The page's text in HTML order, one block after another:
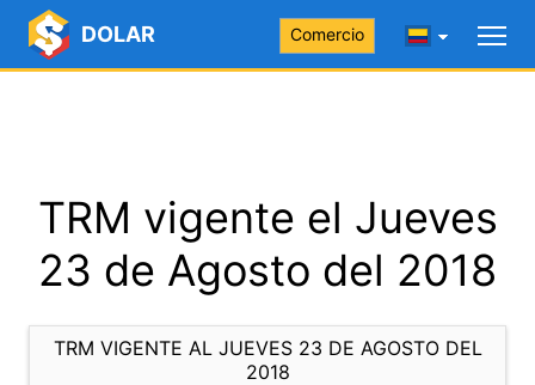
DOLAR Comercio
TRM vigente el Jueves
23 de Agosto del 2018
TRM VIGENTE AL JUEVES 23 DE AGOSTO DEL
2018